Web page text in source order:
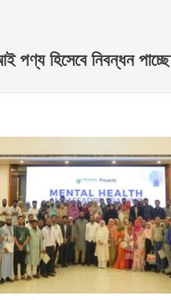
পণ্য হিসেবে নিবন্ধন পাচ্ছে